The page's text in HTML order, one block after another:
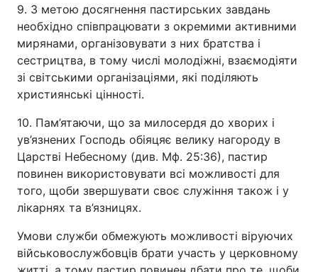
9. З метою досягнення пастирських завдань
необхідно співпрацювати з окремими активними
мирянами, організовувати з них братства і
сестрицтва, в тому числі молодіжні, взаємодіяти
зі світськими організаціями, які поділяють
християнські цінності.
10. Пам’ятаючи, що за милосердя до хворих і
ув’язнених Господь обіяцяє велику нагороду в
Царстві Небесному (див. Мф. 25:36), пастир
повинен використовувати всі можливості для
того, щоби звершувати своє служіння також і у
лікарнях та в’язницях.
Умови служби обмежують можливості віруючих
військовослужбовців брати участь у церковному